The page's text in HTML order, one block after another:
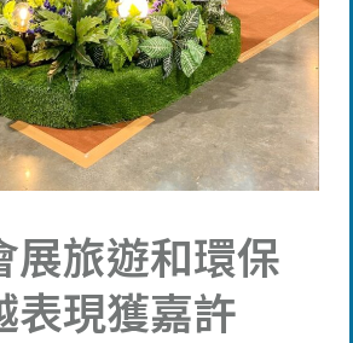
展旅遊和環保
表現獲嘉許